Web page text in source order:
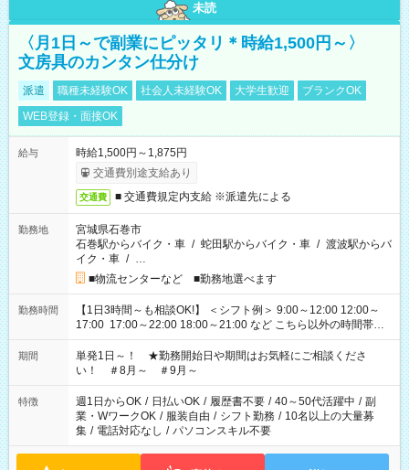
未読
〈月1日～で副業にピッタリ＊時給1,500円～〉
文房具のカンタン仕分け
派遣 職種未経験OK 社会人未経験OK 大学生歓迎
ブランクOK
WEB登録・面接OK
給与
時給1,500円～1,875円
交通費別途支給あり
交通費 ■ 交通費規定内支給 ※派遣先による
勤務地
宮城県石巻市
石巻駅からバイク・車 / 蛇田駅からバイク・車 / 渡波駅からバ
イク・車 / …
■物流センターなど ■勤務地選べます
勤務時間
【1日3時間～も相談OK!】 ＜シフト例＞ 9:00～12:00 12:00～
17:00 17:00～22:00 18:00～21:00 など こちら以外の時間帯も
お気軽にご相談ください！
期間
単発1日～！ ★勤務開始日や期間はお気軽にご相談くださ
い！ ＃8月～ ＃9月～
特徴 週1日からOK / 日払いOK / 履歴書不要 / 40～50代活躍中 / 副
業・WワークOK / 服装自由 / シフト勤務 / 10名以上の大量募
集 / 電話対応なし / パソコンスキル不要